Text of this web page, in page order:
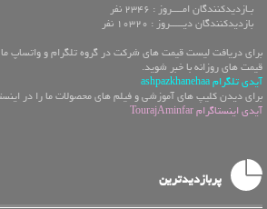
بـازدیدکنندگان امــــروز : 2346 نفر
بازدیدکنندگان دیـــــروز : 10320 نفر
برای دریافت لیست قیمت های شرکت در گروه تلگرام و واتساپ
قیمت های روزانه با خبر شوید.
آیدی تلگرام ashpazkhanehaa
برای دیدن کلیپ های آموزشی و فیلم های محصولات ما را در
آیدی اینستاگرام TourajAminfar
پربازدیدترین